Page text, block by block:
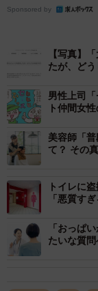
震発生時には『机
られますが、同
選択をする方が
SNS投稿等で拝
傷つけるものに
から投稿しました
その上で、「南
害時の行動を今
います。ピアノ品
未曾有の自然災害
せんので、改め
ばと思いました」
Sponsored by
【写真】
たが、どう
男性上司
ト仲間女
美容師「
て？ その
トイレに
「悪質す
「おっぱ
たいな質